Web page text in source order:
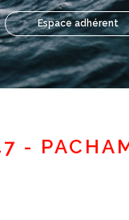
Espace adhérent
-